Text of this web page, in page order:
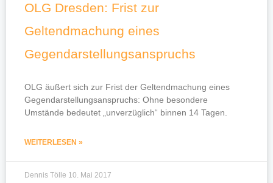
OLG Dresden: Frist zur
Geltendmachung eines
Gegendarstellungsanspruchs
OLG äußert sich zur Frist der Geltendmachung eines
Gegendarstellungsanspruchs: Ohne besondere
Umstände bedeutet „unverzüglich“ binnen 14 Tagen.
WEITERLESEN »
Dennis Tölle 10. Mai 2017